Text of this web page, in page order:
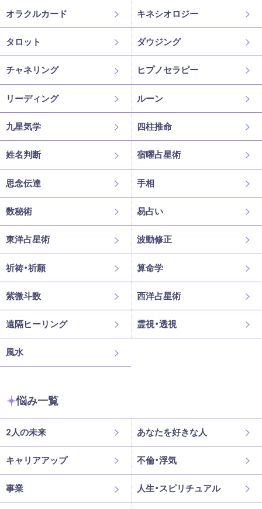
オラクルカード キネシオロジー
タロット ダウジング
チャネリング ヒプノセラピー
リーディング ルーン
九星気学 四柱推命
姓名判断 宿曜占星術
思念伝達 手相
数秘術 易占い
東洋占星術 波動修正
祈祷・祈願 算命学
紫微斗数 西洋占星術
遠隔ヒーリング 霊視・透視
風水
悩み一覧
2人の未来 あなたを好きな人
キャリアアップ 不倫・浮気
事業 人生・スピリチュアル